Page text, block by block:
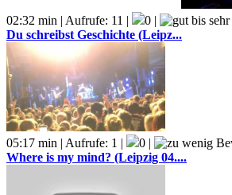
02:32 min | Aufrufe: 11 |
0 |
Du schreibst Geschichte (Leipz...
05:17 min | Aufrufe: 1 |
0 |
Where is my mind? (Leipzig 04....